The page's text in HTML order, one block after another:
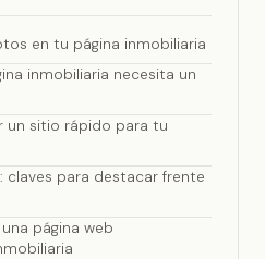
en tu página inmobiliaria
inmobiliaria necesita un
un sitio rápido para tu
claves para destacar frente
página web